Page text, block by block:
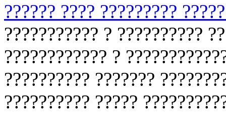
?????? ???? ?????????
??????????? ? ??????????
???????????? ?
?????????? ???????
?????????? ?????